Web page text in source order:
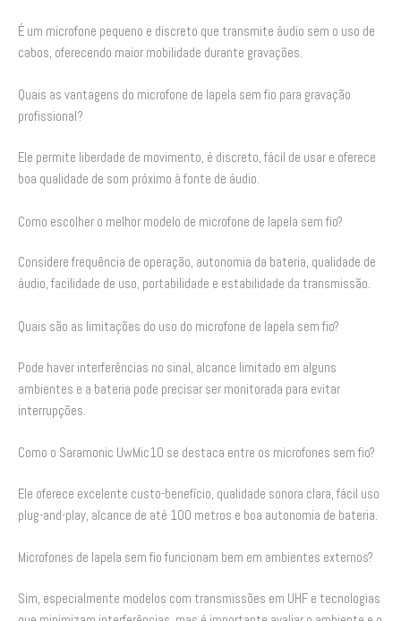
É um microfone pequeno e discreto que transmite áudio sem o uso de
cabos, oferecendo maior mobilidade durante gravações.
Quais as vantagens do microfone de lapela sem fio para gravação
profissional?
Ele permite liberdade de movimento, é discreto, fácil de usar e oferece
boa qualidade de som próximo à fonte de áudio.
Como escolher o melhor modelo de microfone de lapela sem fio?
Considere frequência de operação, autonomia da bateria, qualidade de
áudio, facilidade de uso, portabilidade e estabilidade da transmissão.
Quais são as limitações do uso do microfone de lapela sem fio?
Pode haver interferências no sinal, alcance limitado em alguns
ambientes e a bateria pode precisar ser monitorada para evitar
interrupções.
Como o Saramonic UwMic10 se destaca entre os microfones sem fio?
Ele oferece excelente custo-benefício, qualidade sonora clara, fácil uso
plug-and-play, alcance de até 100 metros e boa autonomia de bateria.
Microfones de lapela sem fio funcionam bem em ambientes externos?
Sim, especialmente modelos com transmissões em UHF e tecnologias